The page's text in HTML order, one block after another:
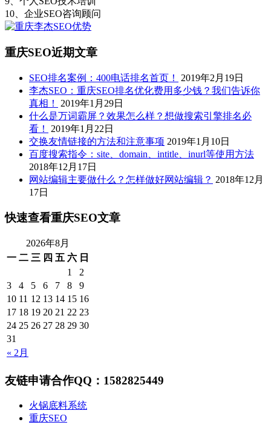
10、企业SEO咨询顾问
重庆SEO近期文章
SEO排名案例：400电话排名首页！
2019年2月19日
李杰SEO：重庆SEO排名优化费用多少钱？我们告诉你
真相！
2019年1月29日
什么是万词霸屏？效果怎么样？想做搜索引擎排名必
看！
2019年1月22日
交换友情链接的方法和注意事项 2019年1月10日
百度搜索指令：site、domain、intitle、inurl等使用方法
2018年12月17日
网站编辑主要做什么？怎样做好网站编辑？ 2018年12月
17日
快速查看重庆SEO文章
2026年8月
一 二 三 四 五 六 日
« 2月
1
2
3
4 5 6 7 8
9
10 11 12 13 14 15 16
17 18 19 20 21 22 23
24 25 26 27 28 29 30
31
友链申请合作QQ：1582825449
火锅底料系统
重庆SEO